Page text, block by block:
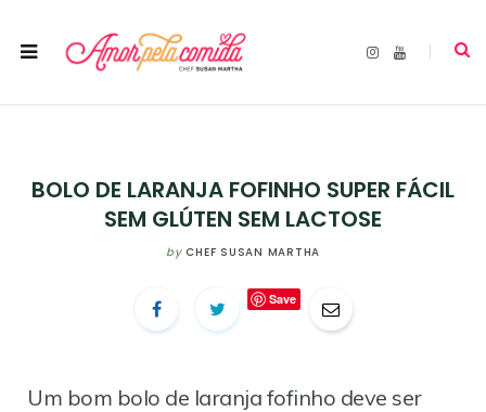
I
Y
BOLO DE LARANJA FOFINHO SUPER FÁCIL
SEM GLÚTEN SEM LACTOSE
by CHEF SUSAN MARTHA
Save
Um bom bolo de laranja fofinho deve ser